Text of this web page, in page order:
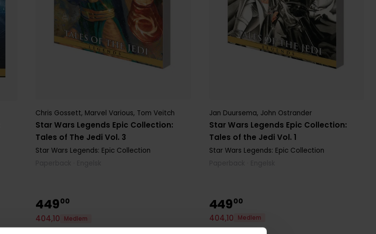
Star Wars Legends Epic Collection:
Tales of The Jedi Vol. 3
Chris Gossett, Marvel Various, Tom Veitch
Star Wars Legends: Epic Collection
Star Wars Legends Epic Collection:
Tales of the Jedi Vol. 1
Jan Duursema, John Ostrander
Star Wars Legends: Epic Collection
44900
404,10
Medlem
44900
404,10
Medlem